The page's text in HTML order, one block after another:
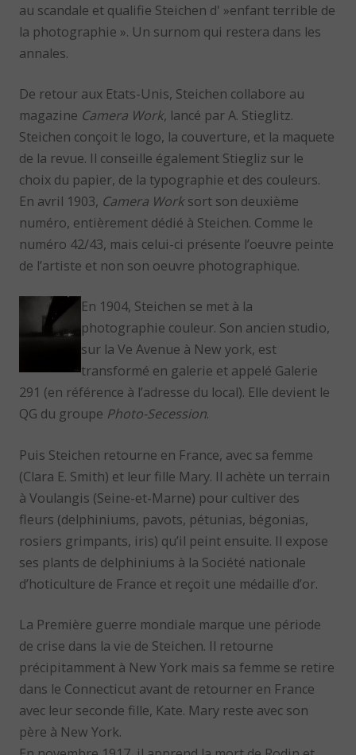
au scandale et qualifie Steichen d' »enfant terrible de
la photographie ». Un surnom qui restera dans les
annales.
De retour aux Etats-Unis, Steichen collabore au
magazine Camera Work, lancé par A. Stieglitz.
Steichen conçoit le logo, la couverture, et la maquete
de la revue. Il conseille également Stiegliz sur le
choix du papier, de la typographie et des couleurs.
En avril 1903, Camera Worksort son deuxième
numéro, entièrement dédié à Steichen. Comme le
numéro 42/43, mais celui-ci présente l’oeuvre peinte
de l’artiste et non son oeuvre photographique.
En 1904, Steichen se met à la
photographie couleur. Son ancien studio,
sur la Ve Avenue à New york, est
transformé en galerie et appelé Galerie
291 (en référence à l’adresse du local). Elle devient le
QG du groupe Photo-Secession.
Puis Steichen retourne en France, avec sa femme
(Clara E. Smith) et leur fille Mary. Il achète un terrain
à Voulangis (Seine-et-Marne) pour cultiver des
fleurs (delphiniums, pavots, pétunias, bégonias,
rosiers grimpants, iris) qu’il peint ensuite. Il expose
ses plants de delphiniums à la Société nationale
d’hoticulture de France et reçoit une médaille d’or.
La Première guerre mondiale marque une période
de crise dans la vie de Steichen. Il retourne
précipitamment à New York mais sa femme se retire
dans le Connecticut avant de retourner en France
avec leur seconde fille, Kate. Mary reste avec son
père à New York.